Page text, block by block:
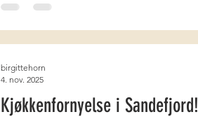
Kjøkkenfornyelse i Sandefjord!
birgittehorn
4. nov. 2025